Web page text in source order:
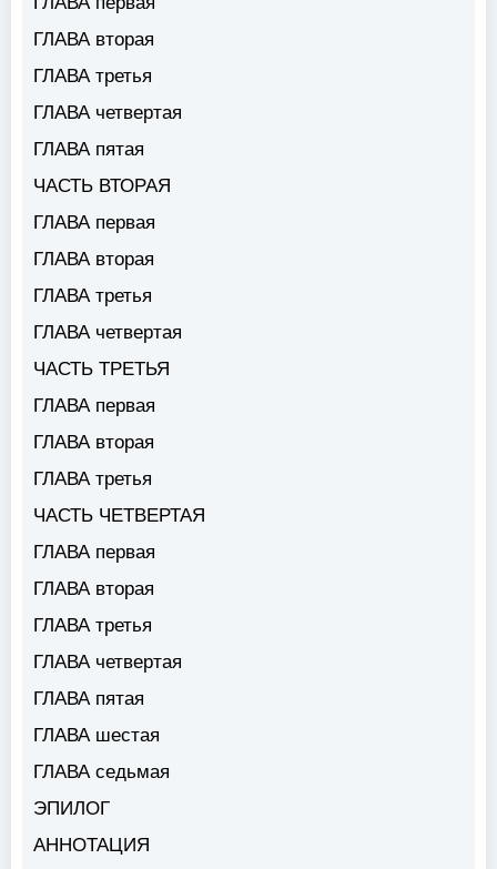
ГЛАВА вторая
ГЛАВА третья
ГЛАВА четвертая
ГЛАВА пятая
ЧАСТЬ ВТОРАЯ
ГЛАВА первая
ГЛАВА вторая
ГЛАВА третья
ГЛАВА четвертая
ЧАСТЬ ТРЕТЬЯ
ГЛАВА первая
ГЛАВА вторая
ГЛАВА третья
ЧАСТЬ ЧЕТВЕРТАЯ
ГЛАВА первая
ГЛАВА вторая
ГЛАВА третья
ГЛАВА четвертая
ГЛАВА пятая
ГЛАВА шестая
ГЛАВА седьмая
ЭПИЛОГ
АННОТАЦИЯ